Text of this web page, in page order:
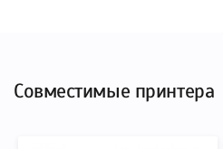
Совместимые принтера